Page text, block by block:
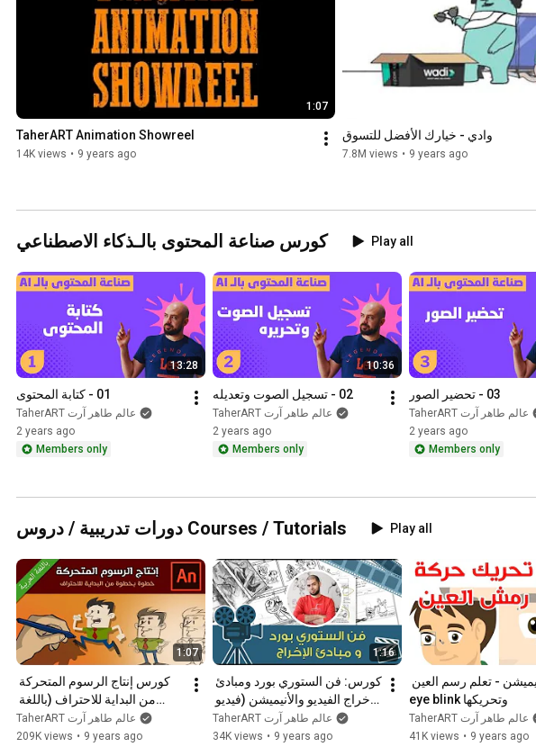
صحوة الموت للمريض , علامات النزاع قبل الموت , أعراض الموت قبل
الاقتراب من الموت ,
1:07
TaherART Animation Showreel
14K views • 9 years ago
وادي - خيارك الأفضل للتسوق
7.8M views • 9 years ago
كورس صناعة المحتوى بالـذكاء الاصطناعي Play all
13:28
01 - كتابة المحتوى
TaherART عالم طاهر آرت
2 years ago
Members only
10:36
02 - تسجيل الصوت وتعديله
TaherART عالم طاهر آرت
2 years ago
Members only
03 - تحضير الصور
TaherART عالم طاهر آرت
2 years ago
Members only
دورات تدريبية / دروس Courses / Tutorials Play all
1:07
العربية) أونلاينTaherART عالم طاهر آرت
209K views • 9 years ago
1:16
تعريفي) ـ TaherART عالم طاهر آرت
34K views • 9 years ago
وتحريكها eye blink
TaherART عالم طاهر آرت
41K views • 9 years ago